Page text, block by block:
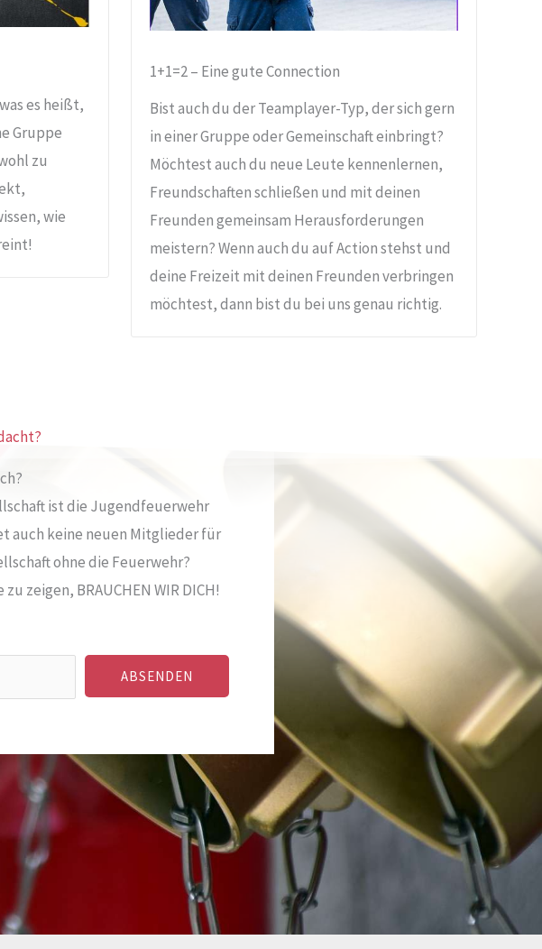
es heißt,
Gruppe
zu
wie
1+1=2 – Eine gute Connection
Bist auch du der Teamplayer-Typ, der sich gern
in einer Gruppe oder Gemeinschaft einbringt?
Möchtest auch du neue Leute kennenlernen,
Freundschaften schließen und mit deinen
Freunden gemeinsam Herausforderungen
meistern? Wenn auch du auf Action stehst und
deine Freizeit mit deinen Freunden verbringen
möchtest, dann bist du bei uns genau richtig.
ist die Jugendfeuerwehr
auch keine neuen Mitglieder für
ohne die Feuerwehr?
zeigen, BRAUCHEN WIR DICH!
ABSENDEN